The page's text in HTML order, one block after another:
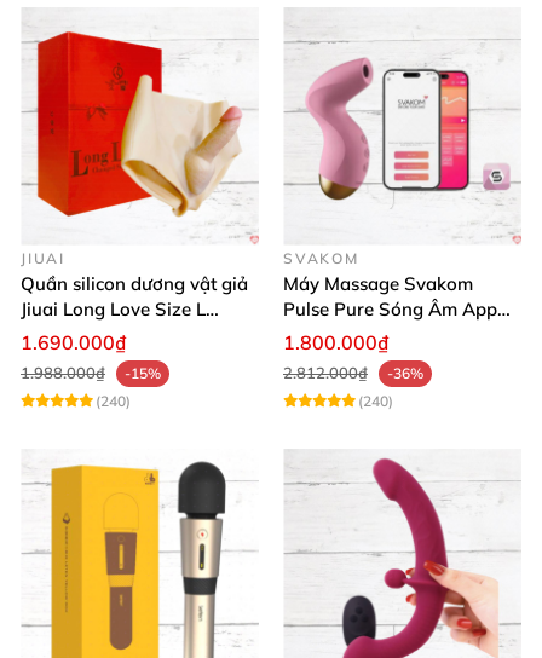
JIUAI
Quần silicon dương vật giả
Jiuai Long Love Size L
thăng hoa
1.690.000₫
1.988.000₫
-15%
(240)
SVAKOM
Máy Massage Svakom
Pulse Pure Sóng Âm App
Điều Khiển Hiện Đại
1.800.000₫
2.812.000₫
-36%
(240)